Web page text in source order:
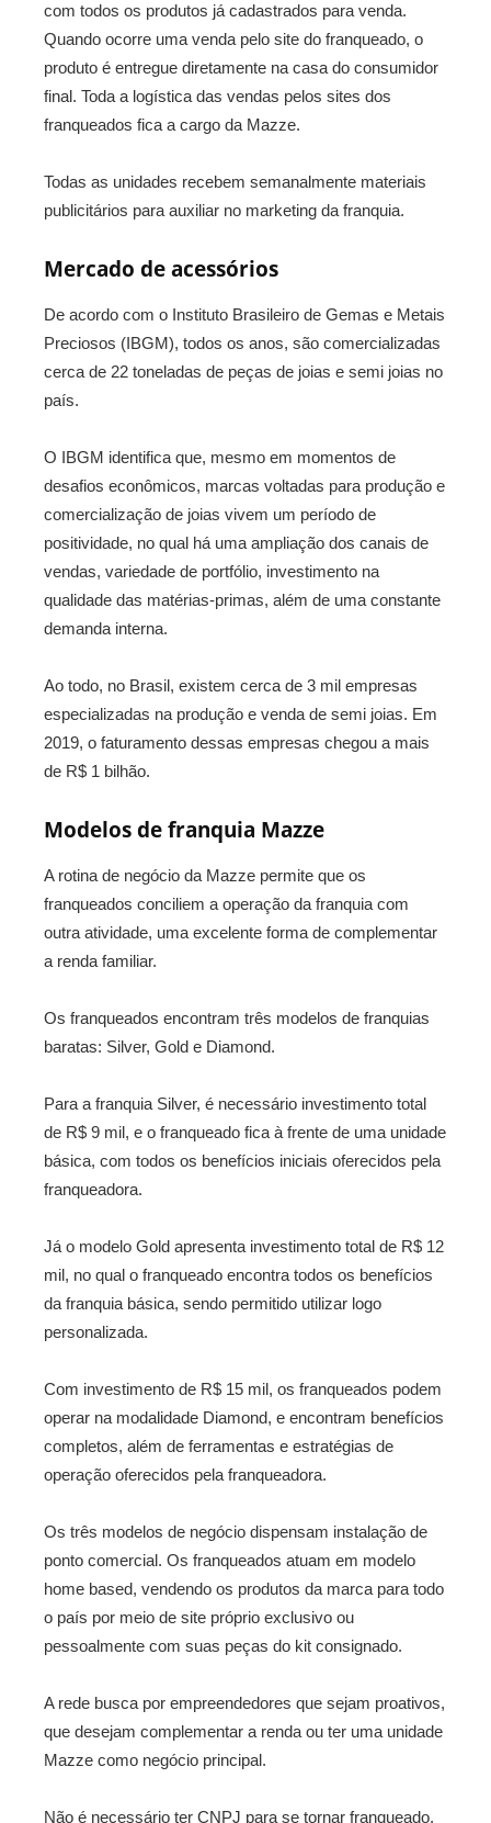
com todos os produtos já cadastrados para venda.
Quando ocorre uma venda pelo site do franqueado, o
produto é entregue diretamente na casa do consumidor
final. Toda a logística das vendas pelos sites dos
franqueados fica a cargo da Mazze.
Todas as unidades recebem semanalmente materiais
publicitários para auxiliar no marketing da franquia.
Mercado de acessórios
De acordo com o Instituto Brasileiro de Gemas e Metais
Preciosos (IBGM), todos os anos, são comercializadas
cerca de 22 toneladas de peças de joias e semi joias no
país.
O IBGM identifica que, mesmo em momentos de
desafios econômicos, marcas voltadas para produção e
comercialização de joias vivem um período de
positividade, no qual há uma ampliação dos canais de
vendas, variedade de portfólio, investimento na
qualidade das matérias-primas, além de uma constante
demanda interna.
Ao todo, no Brasil, existem cerca de 3 mil empresas
especializadas na produção e venda de semi joias. Em
2019, o faturamento dessas empresas chegou a mais
de R$ 1 bilhão.
Modelos de franquia Mazze
A rotina de negócio da Mazze permite que os
franqueados conciliem a operação da franquia com
outra atividade, uma excelente forma de complementar
a renda familiar.
Os franqueados encontram três modelos de franquias
baratas: Silver, Gold e Diamond.
Para a franquia Silver, é necessário investimento total
de R$ 9 mil, e o franqueado fica à frente de uma unidade
básica, com todos os benefícios iniciais oferecidos pela
franqueadora.
Já o modelo Gold apresenta investimento total de R$ 12
mil, no qual o franqueado encontra todos os benefícios
da franquia básica, sendo permitido utilizar logo
personalizada.
Com investimento de R$ 15 mil, os franqueados podem
operar na modalidade Diamond, e encontram benefícios
completos, além de ferramentas e estratégias de
operação oferecidos pela franqueadora.
Os três modelos de negócio dispensam instalação de
ponto comercial. Os franqueados atuam em modelo
home based, vendendo os produtos da marca para todo
o país por meio de site próprio exclusivo ou
pessoalmente com suas peças do kit consignado.
A rede busca por empreendedores que sejam proativos,
que desejam complementar a renda ou ter uma unidade
Mazze como negócio principal.
Não é necessário ter CNPJ para se tornar franqueado.